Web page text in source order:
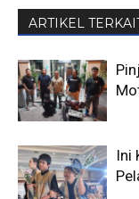
ARTIKEL
Ini